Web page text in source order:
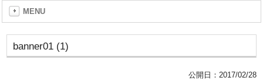
MENU
banner01 (1)
公開日： 2017/02/28